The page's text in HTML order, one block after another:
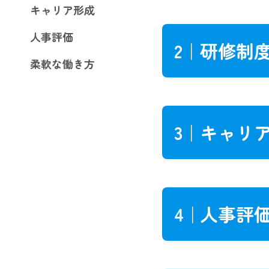
キャリア形成
人事評価
柔軟な働き方
2｜研修制
3｜ キャリ
4｜人事評